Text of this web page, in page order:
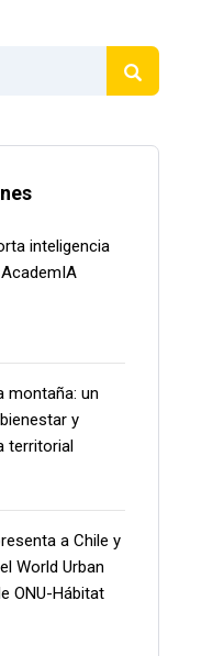
inteligencia
montaña: un
y
territorial
a Chile y
World Urban
ONU-Hábitat